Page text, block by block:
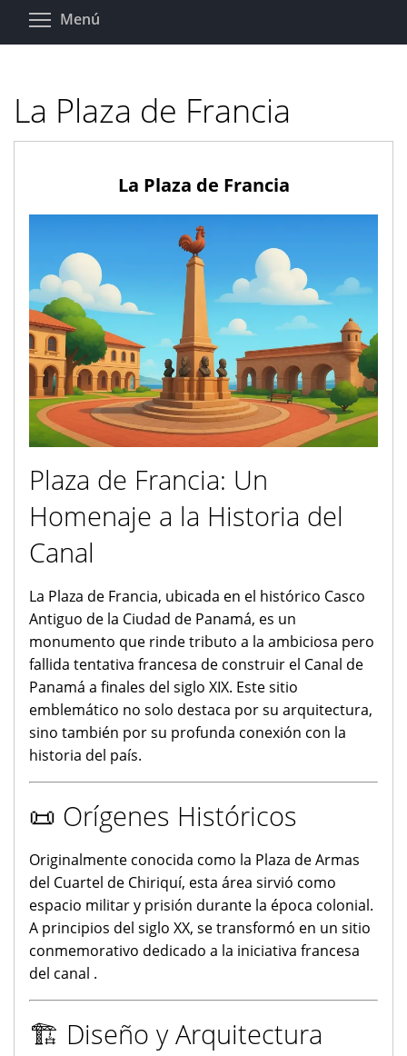
Pasar
Menú
La Plaza de Francia
La Plaza de Francia
Plaza de Francia: Un
Homenaje a la Historia del
Canal
La Plaza de Francia, ubicada en el histórico Casco
Antiguo de la Ciudad de Panamá, es un
monumento que rinde tributo a la ambiciosa pero
fallida tentativa francesa de construir el Canal de
Panamá a finales del siglo XIX. Este sitio
emblemático no solo destaca por su arquitectura,
sino también por su profunda conexión con la
historia del país.
📜 Orígenes Históricos
Originalmente conocida como la Plaza de Armas
del Cuartel de Chiriquí, esta área sirvió como
espacio militar y prisión durante la época colonial.
A principios del siglo XX, se transformó en un sitio
conmemorativo dedicado a la iniciativa francesa
del canal .
🏗️ Diseño y Arquitectura